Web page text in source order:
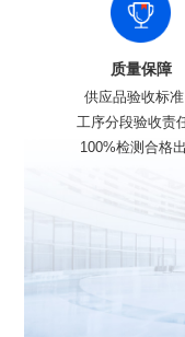
质量保障
供应品验收标准
工序分段验收责
100%检测合格